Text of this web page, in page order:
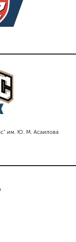
им. Ю. М. Асаилова